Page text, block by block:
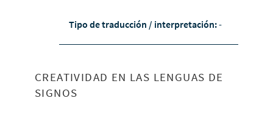
Tipo de traducción / interpretación:-
CREATIVIDAD EN LAS LENGUAS DE
SIGNOS